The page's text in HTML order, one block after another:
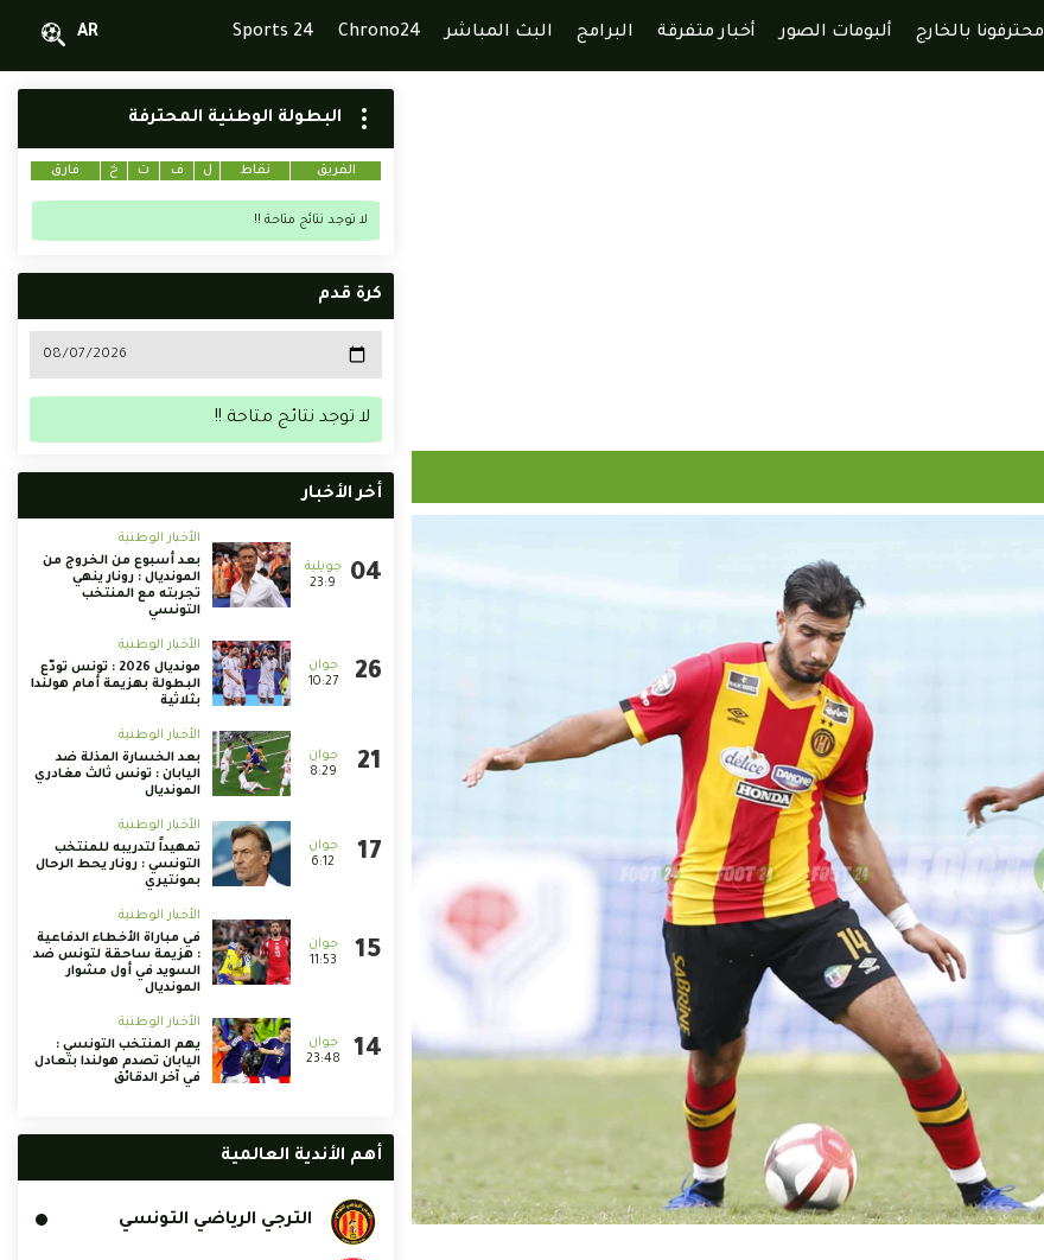
محترفونا بالخارج ألبومات الصور أخبار متفرقة البرامج البث المباشر Chrono24
Sports 24
AR
البطولة الوطنية المحترفة
الفريق نقاط ل ف ت خ فارق
لا توجد نتائج متاحة !!
كرة قدم
لا توجد نتائج متاحة !!
أخر الأخبار
23:9
الأخبار الوطنية
بعد أسبوع من الخروج من
المونديال : رونار ينهي
تجربته مع المنتخب
التونسي
10:27
الأخبار الوطنية
مونديال 2026 : تونس تودّع
البطولة بهزيمة أمام هولندا
بثلاثية
8:29
الأخبار الوطنية
بعد الخسارة المذلة ضد
اليابان : تونس ثالث مغادري
المونديال
6:12
الأخبار الوطنية
تمهيداً لتدريبه للمنتخب
التونسي : رونار يحط الرحال
بمونتيري
11:53
الأخبار الوطنية
في مباراة الأخطاء الدفاعية
: هزيمة ساحقة لتونس ضد
السويد في أول مشوار
المونديال
23:48
الأخبار الوطنية
يهم المنتخب التونسي :
اليابان تصدم هولندا بتعادل
في آخر الدقائق
أهم الأندية العالمية
الترجي الرياضي التونسي